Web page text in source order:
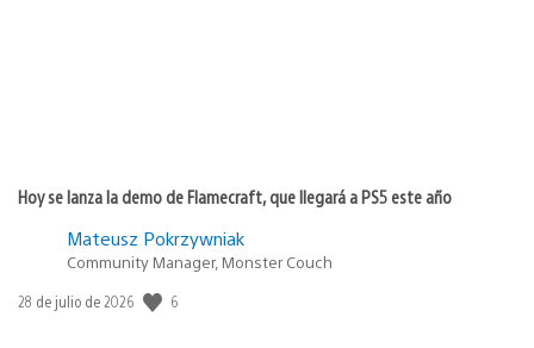
Hoy se lanza la demo de Flamecraft, que llegará a PS5 este año
Mateusz Pokrzywniak
Community Manager, Monster Couch
Fecha
28 de julio de 2026 6